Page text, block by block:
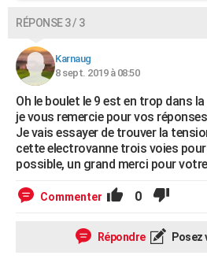
RÉPONSE 3 / 3
Karnaug
8 sept. 2019 à 08:50
Oh le boulet le 9 est en trop dans
je vous remercie pour vos
Je vais essayer de trouver la
cette electrovanne trois voies
possible, un grand merci pour
Commenter 0
Répondre